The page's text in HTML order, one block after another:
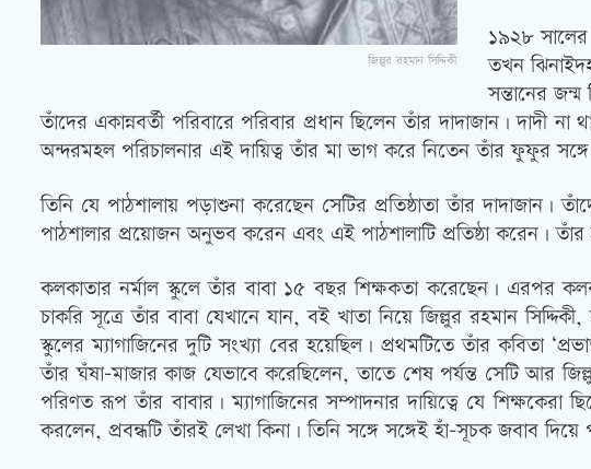
জিল্লুর রহমান সিদ্দিকী
১৯২৮ সালের
তখন
সন্তানের
তাঁদের একান্নবর্তী পরিবারে পরিবার প্রধান ছিলেন তাঁর দাদাজান। দাদী
অন্দরমহল পরিচালনার এই দায়িত্ব তাঁর মা ভাগ করে নিতেন তাঁর ফুফুর
তিনি যে পাঠশালায় পড়াশুনা করেছেন সেটির প্রতিষ্ঠাতা তাঁর
পাঠশালার প্রয়োজন অনুভব করেন এবং এই পাঠশালাটি প্রতিষ্ঠা করেন। তাঁর
কলকাতার নর্মাল স্কুলে তাঁর বাবা ১৫ বছর শিক্ষকতা করেছেন। এরপর
চাকরি সূত্রে তাঁর বাবা যেখানে যান, বই খাতা নিয়ে জিল্লুর রহমান
স্কুলের ম্যাগাজিনের দুটি সংখ্যা বের হয়েছিল। প্রথমটিতে তাঁর কবিতা
তাঁর ঘঁষা-মাজার কাজ যেভাবে করেছিলেন, তাতে শেষ পর্যন্ত সেটি আর
পরিণত রূপ তাঁর বাবার। ম্যাগাজিনের সম্পাদনার দায়িত্বে যে
করলেন, প্রবন্ধটি তাঁরই লেখা কিনা। তিনি সঙ্গে সঙ্গেই হাঁ-সূচক জবাব